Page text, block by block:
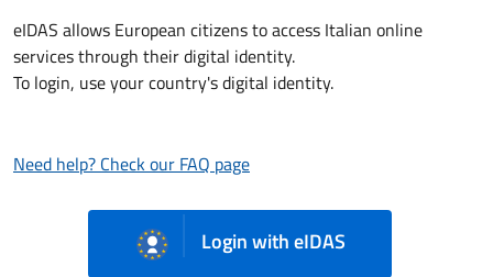
eIDAS allows European citizens to access Italian online
services through their digital identity.
To login, use your country's digital identity.
Need help? Check our FAQ page
Login with eIDAS